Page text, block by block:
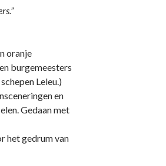
oranje
burgemeesters
Leleu.)
en
Gedaan met
het gedrum van